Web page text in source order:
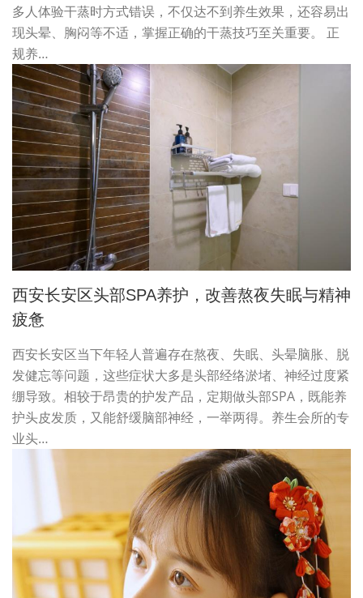
多人体验干蒸时方式错误，不仅达不到养生效果，还容易出
现头晕、胸闷等不适，掌握正确的干蒸技巧至关重要。 正
规养…
西安长安区头部SPA养护，改善熬夜失眠与精神
疲惫
西安长安区当下年轻人普遍存在熬夜、失眠、头晕脑胀、脱
发健忘等问题，这些症状大多是头部经络淤堵、神经过度紧
绷导致。相较于昂贵的护发产品，定期做头部SPA，既能养
护头皮发质，又能舒缓脑部神经，一举两得。养生会所的专
业头…